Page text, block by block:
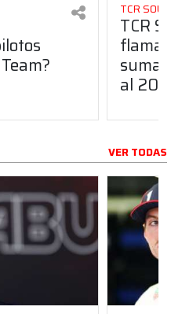
TCR
TCR
suma
al
VER TODAS